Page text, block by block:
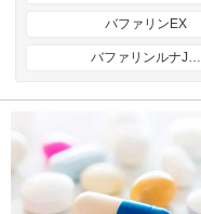
バファリンEX
バファリンルナJ…